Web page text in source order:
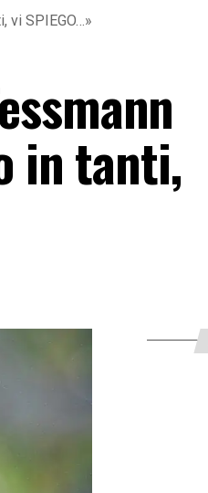
vi SPIEGO…»
in tanti,